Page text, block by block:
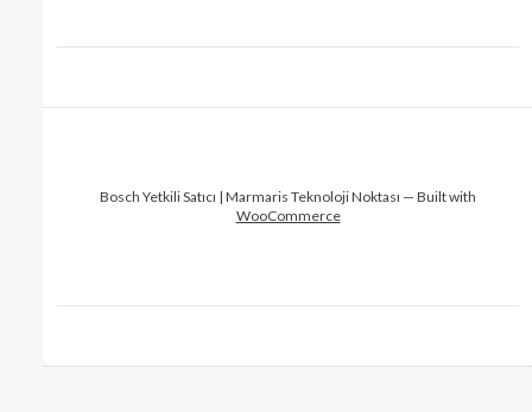
Bosch Yetkili Satıcı | Marmaris Teknoloji Noktası — Built with
WooCommerce